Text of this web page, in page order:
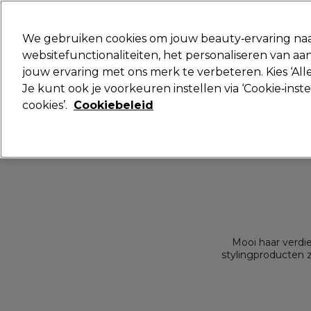
Merken Deals 🌟 Haar Elektra
Mooi haar
stylingproducten
populaire
We gebruiken cookies om jouw beauty‑ervaring
websitefunctionaliteiten, het personaliseren van
jouw ervaring met ons merk te verbeteren. Kies
Je kunt ook je voorkeuren instellen via
cookies’. Cookiebeleid